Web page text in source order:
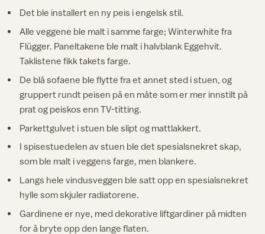
Det ble installert en ny peis i engelsk stil.
Alle veggene ble malt i samme farge; Winterwhite fra
Flügger. Paneltakene ble malt i halvblank Eggehvit.
Taklistene fikk takets farge.
De blå sofaene ble flytte fra et annet sted i stuen, og
gruppert rundt peisen på en måte som er mer innstilt på
prat og peiskos enn TV-titting.
Parkettgulvet i stuen ble slipt og mattlakkert.
I spisestuedelen av stuen ble det spesialsnekret skap,
som ble malt i veggens farge, men blankere.
Langs hele vindusveggen ble satt opp en spesialsnekret
hylle som skjuler radiatorene.
Gardinene er nye, med dekorative liftgardiner på midten
for å bryte opp den lange flaten.